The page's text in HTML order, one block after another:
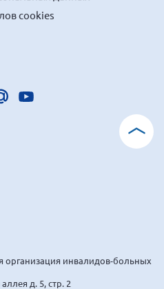
cookies
организация инвалидов-больных
д. 5, стр. 2